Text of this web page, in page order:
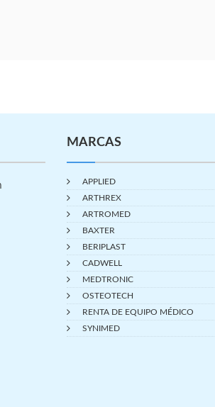
MARCAS
APPLIED
ARTHREX
ARTROMED
BAXTER
BERIPLAST
CADWELL
MEDTRONIC
OSTEOTECH
RENTA DE EQUIPO MÉDICO
SYNIMED